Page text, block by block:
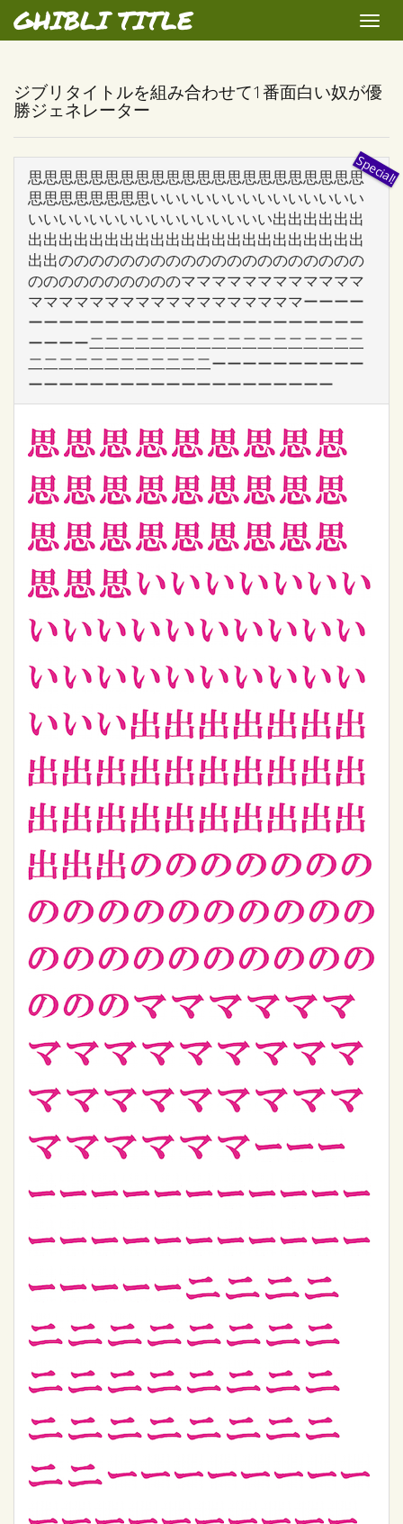
GHIBLI TITLE
Toggle
ジブリタイトルを組み合わせて1番面白い奴が優
勝ジェネレーター
思思思思思思思思思思思思思思思思思思思思思思
思思思思思思思思いいいいいいいいいいいいいい
いいいいいいいいいいいいいいいい出出出出出出
出出出出出出出出出出出出出出出出出出出出出出
出出のののののののののののののののののののの
ののののののののののママママママママママママ
ママママママママママママママママママーーーー
ーーーーーーーーーーーーーーーーーーーーーー
ーーーー二二二二二二二二二二二二二二二二二二
二二二二二二二二二二二二ーーーーーーーーーー
ーーーーーーーーーーーーーーーーーーーー